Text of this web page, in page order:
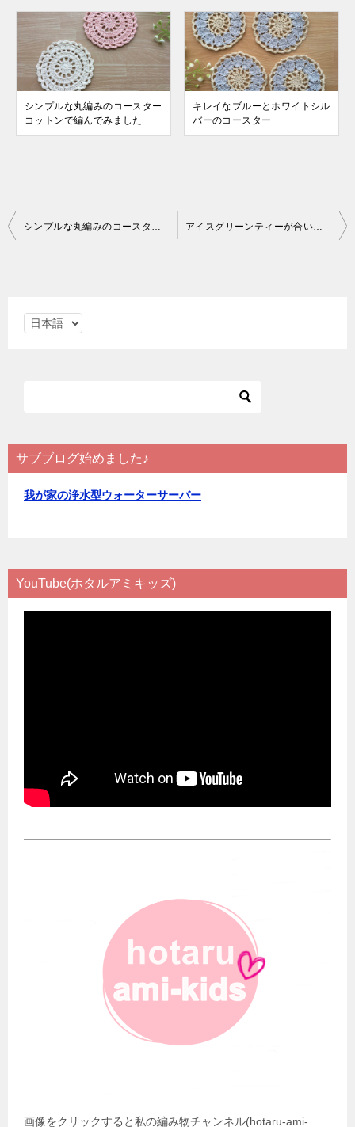
シンプルな丸編みのコースター
コットンで編んでみました
キレイなブルーとホワイトシル
バーのコースター
投
シンプルな丸編みのコースター コットンで編んでみました アイスグリーンティーが合いそうなコースター
言
サブブログ始めました♪
我が家の浄水型ウォーターサーバー
YouTube(ホタルアミキッズ)
画像をクリックすると私の編み物チャンネル(hotaru-ami-